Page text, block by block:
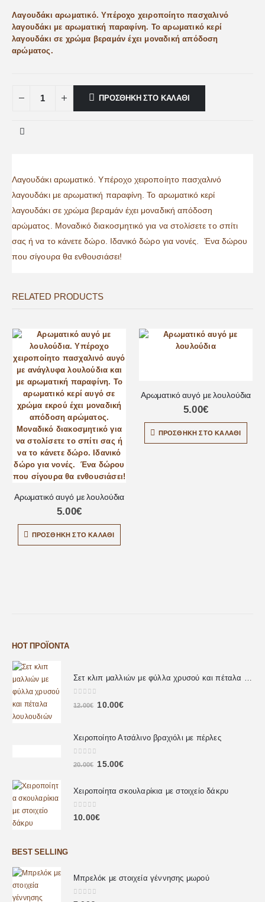
Λαγουδάκι αρωματικό. Υπέροχο χειροποίητο πασχαλινό
λαγουδάκι με αρωματική παραφίνη. Το αρωματικό κερί
λαγουδάκι σε χρώμα βεραμάν έχει μοναδική απόδοση
αρώματος.
ΠΡΟΣΘΉΚΗ ΣΤΟ ΚΑΛΆΘΙ
Λαγουδάκι αρωματικό. Υπέροχο χειροποίητο πασχαλινό
λαγουδάκι με αρωματική παραφίνη. Το αρωματικό κερί
λαγουδάκι σε χρώμα βεραμάν έχει μοναδική απόδοση
αρώματος. Μοναδικό διακοσμητικό για να στολίσετε το σπίτι
σας ή να το κάνετε δώρο. Ιδανικό δώρο για νονές. Ένα δώρου
που σίγουρα θα ενθουσιάσει!
RELATED PRODUCTS
Αρωματικό αυγό με λουλούδια
5.00€
ΠΡΟΣΘΉΚΗ ΣΤΟ ΚΑΛΆΘΙ
Αρωματικό αυγό με λουλούδια
5.00€
ΠΡΟΣΘΉΚΗ ΣΤΟ ΚΑΛΆΘΙ
HOT ΠΡΟΪΌΝΤΑ
out of 5
12.00€ 10.00€
Χειροποίητο Ατσάλινο βραχιόλι με πέρλες
0out of 5
20.00€ 15.00€
Χειροποίητα σκουλαρίκια με στοιχείο δάκρυ
0out of 5
10.00€
BEST SELLING
Μπρελόκ με στοιχεία γέννησης μωρού